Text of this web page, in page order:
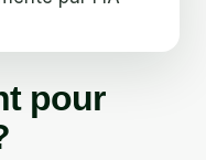
pour